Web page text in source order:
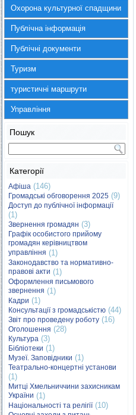
Охорона культурної спадщини
Публічна інформація
Публічні документи
Туризм
туристичні маршрути
Управління
Пошук
Категорії
Афіша (146)
Громадські обговорення 2025 (9)
Доступ до публічної інформації
(1)
Звернення громадян (3)
Графік особистого прийому
громадян керівництвом
управління (1)
Законодавство та нормативно-
правові акти (1)
Оформлення письмового
звернення (1)
Кадри (1)
Консультації з громадськістю (44)
Звіт про проведену роботу (16)
Оголошення (28)
Культура (3)
Бібліотеки (1)
Музеї. Заповідники (1)
Театрально-концертні установи
(1)
Митці Хмельниччини захисникам
України (1)
Національності та релігії(10)